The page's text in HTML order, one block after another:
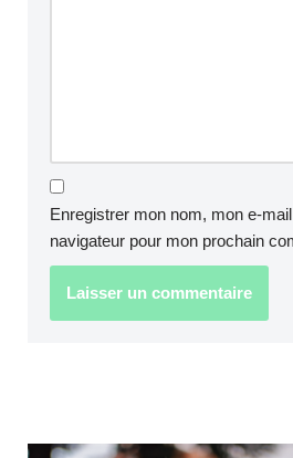
Enregistrer mon nom, mon e-
navigateur pour mon prochain